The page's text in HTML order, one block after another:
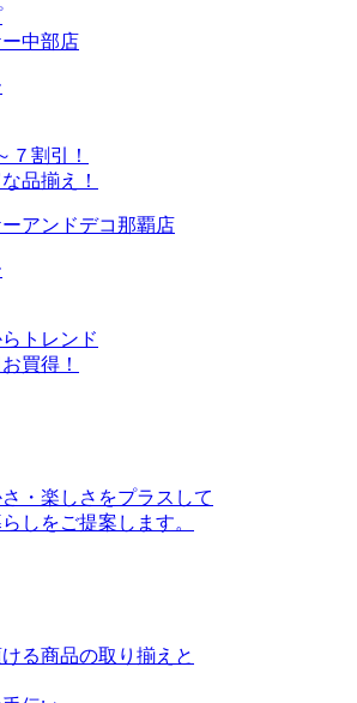
７割引！
品揃え！
トレンド
買得！
・楽しさをプラスして
しをご提案します。
る商品の取り揃えと